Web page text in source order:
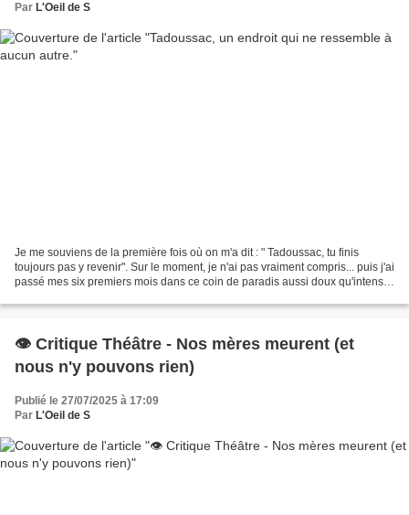
Par L'Oeil de S
Je me souviens de la première fois où on m'a dit : " Tadoussac, tu finis
toujours pas y revenir". Sur le moment, je n'ai pas vraiment compris... puis j'ai
passé mes six premiers mois dans ce coin de paradis aussi doux qu'intense.
👁️ Critique Théâtre - Nos mères meurent (et
nous n'y pouvons rien)
Publié le 27/07/2025 à 17:09
Par L'Oeil de S